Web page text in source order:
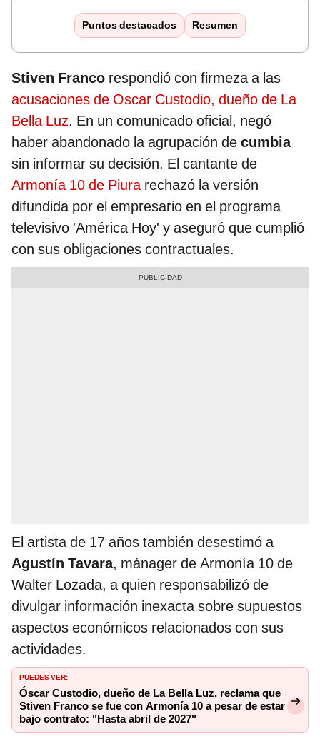
Puntos destacados Resumen
Stiven Franco respondió con firmeza a las
acusaciones de Oscar Custodio, dueño de La
Bella Luz. En un comunicado oficial, negó
haber abandonado la agrupación de cumbia
sin informar su decisión. El cantante de
Armonía 10 de Piurarechazó la versión
difundida por el empresario en el programa
televisivo 'América Hoy' y aseguró que cumplió
con sus obligaciones contractuales.
El artista de 17 años también desestimó a
Agustín Tavara, mánager de Armonía 10 de
Walter Lozada, a quien responsabilizó de
divulgar información inexacta sobre supuestos
aspectos económicos relacionados con sus
actividades.
PUEDES VER:
Óscar Custodio, dueño de La Bella Luz, reclama que
Stiven Franco se fue con Armonía 10 a pesar de estar
bajo contrato: "Hasta abril de 2027"